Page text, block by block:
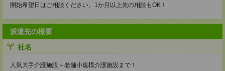
開始希望日はご相談ください。1か月以上先の相談もOK！
派遣先の概要
社名
人気大手介護施設～老舗小規模介護施設まで！